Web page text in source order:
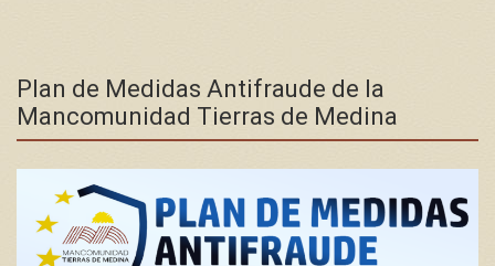
Plan de Medidas Antifraude de la
Mancomunidad Tierras de Medina